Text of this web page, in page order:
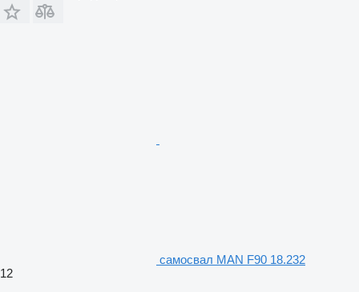
самосвал MAN F90 18.232
12